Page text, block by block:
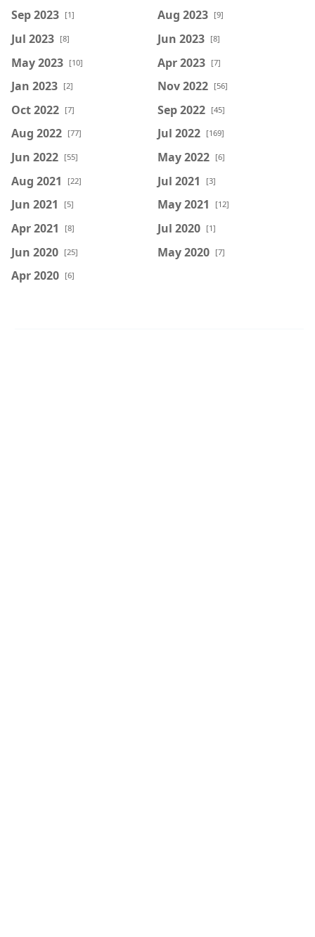
Sep 2023 [1] Aug 2023 [9]
Jul 2023 [8] Jun 2023 [8]
May 2023 [10] Apr 2023 [7]
Jan 2023 [2] Nov 2022 [56]
Oct 2022 [7] Sep 2022 [45]
Aug 2022 [77] Jul 2022 [169]
Jun 2022 [55] May 2022 [6]
Aug 2021 [22] Jul 2021 [3]
Jun 2021 [5] May 2021 [12]
Apr 2021 [8] Jul 2020 [1]
Jun 2020 [25] May 2020 [7]
Apr 2020 [6]